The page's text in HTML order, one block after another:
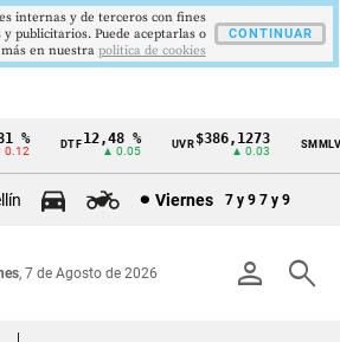
DTF12,48 %
▲ 0.05
UVR$386,1273
▲ 0.03
SMMLV
Viernes 7 y 9 7 y 9
person search
, 7 de Agosto de 2026
internas y de terceros con fines
publicitarios. Puede aceptarlas o
en nuestra politica de cookies
CONTINUAR